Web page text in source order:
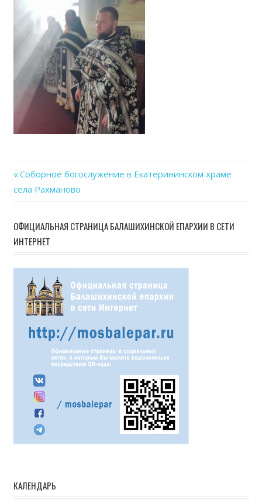
Навигация
записям
Previous
Post:
Соборное богослужение в Екатерининском храме
села Рахманово
ОФИЦИАЛЬНАЯ СТРАНИЦА БАЛАШИХИНСКОЙ ЕПАРХИИ В СЕТИ
ИНТЕРНЕТ
КАЛЕНДАРЬ